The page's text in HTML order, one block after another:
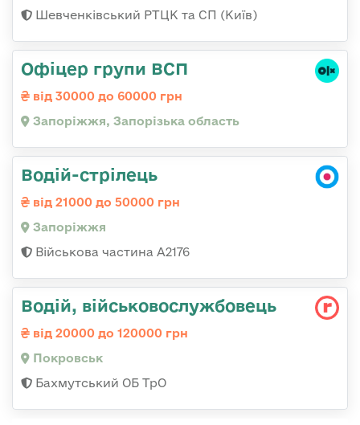
Шевченківський РТЦК та СП (Київ)
Офіцер групи ВСП
від 30000 до 60000 грн
Запоріжжя, Запорізька область
Водій-стрілець
від 21000 до 50000 грн
Запоріжжя
Військова частина А2176
Водій, військовослужбовець
від 20000 до 120000 грн
Покровськ
Бахмутський ОБ ТрО